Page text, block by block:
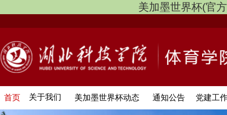
美加墨世界杯(官
首页 关于我们 美加墨世界杯动态 通知公告 党建工